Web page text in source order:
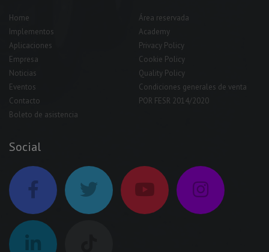
Home
Implementos
Aplicaciones
Empresa
Noticias
Eventos
Contacto
Boleto de asistencia
Área reservada
Academy
Privacy Policy
Cookie Policy
Quality Policy
Condiciones generales de venta
POR FESR 2014/2020
Social